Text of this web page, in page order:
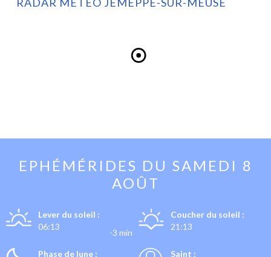
EPHÉMÉRIDES DU SAMEDI 8
AOÛT
Lever du soleil :
06:13
-3 min
Coucher du soleil :
21:13
Phase de lune :
Saint :